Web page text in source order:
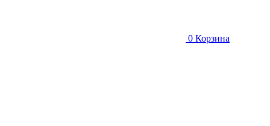
0 Корзина